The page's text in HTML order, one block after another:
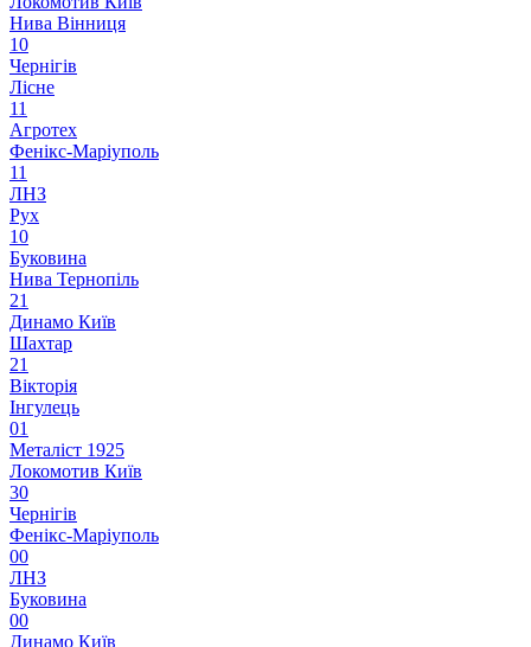
Нива Вінниця
10
Чернігів
Лісне
11
Агротех
Фенікс-Маріуполь
11
ЛНЗ
Рух
10
Буковина
Нива Тернопіль
21
Динамо Київ
Шахтар
21
Вікторія
Інгулець
01
Металіст 1925
Локомотив Київ
30
Чернігів
Фенікс-Маріуполь
00
ЛНЗ
Буковина
00
Динамо Київ